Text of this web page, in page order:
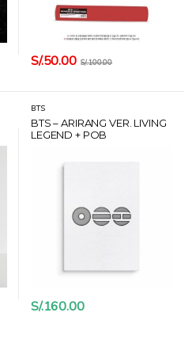
S/.50.00 S/.100.00
BTS
BTS – ARIRANG VER. LIVING
LEGEND + POB
S/.160.00